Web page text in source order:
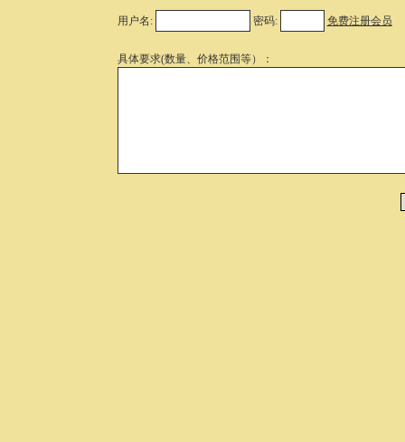
用户名: 密码: 免费注册会员
具体要求(数量、价格范围等）：